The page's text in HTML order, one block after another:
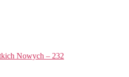
Nowych – 232